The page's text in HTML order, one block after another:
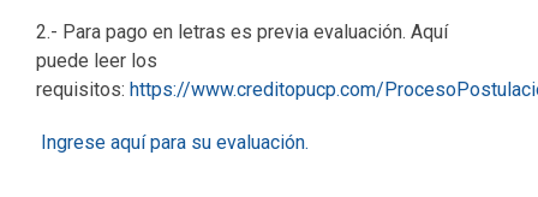
2.- Para pago en letras es previa evaluación. Aquí
puede leer los
requisitos: https://www.creditopucp.com/
Ingrese aquí para su evaluación.